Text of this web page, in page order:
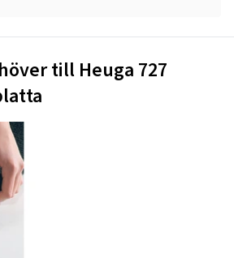
till Heuga 727